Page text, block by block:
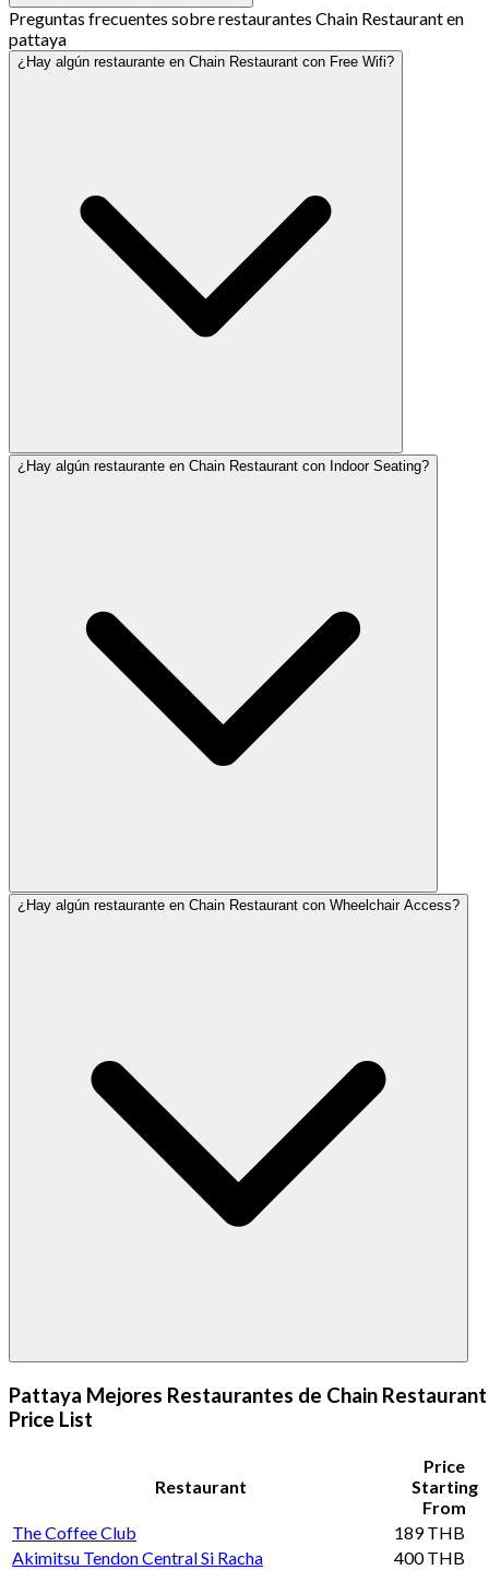
Preguntas frecuentes sobre restaurantes Chain Restaurant en
pattaya
¿Hay algún restaurante en Chain Restaurant con Free Wifi?
¿Hay algún restaurante en Chain Restaurant con Indoor Seating?
¿Hay algún restaurante en Chain Restaurant con Wheelchair Access?
Pattaya Mejores Restaurantes de Chain Restaurant
Price List
Restaurant
Price
Starting
From
The Coffee Club
189 THB
Akimitsu Tendon Central Si Racha
400 THB